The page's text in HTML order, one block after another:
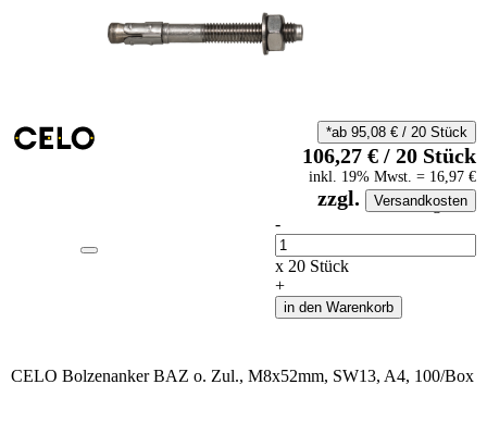
auf Anfrageliste
-
Anzahl
x 20 Stück
+
in den Warenkorb
*ab 95,08 €/ 20 Stück
106,27 €/ 20 Stück
inkl. 19% Mwst. = 16,97 €
zzgl. Versandkosten
CELO Bolzenanker BAZ o. Zul., M8x52mm, SW13, A4, 100/Box